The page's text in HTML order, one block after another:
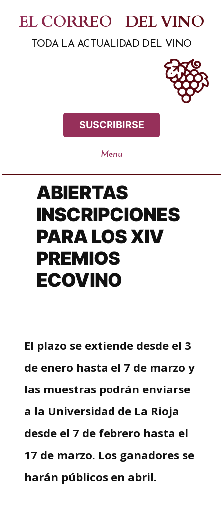
contenido
EL CORREO DEL VINO
TODA LA ACTUALIDAD DEL VINO
SUSCRIBIRSE
ABIERTAS
INSCRIPCIONES
PARA LOS XIV
PREMIOS
ECOVINO
El plazo se extiende desde el 3
de enero hasta el 7 de marzo y
las muestras podrán enviarse
a la Universidad de La Rioja
desde el 7 de febrero hasta el
17 de marzo. Los ganadores se
harán públicos en abril.